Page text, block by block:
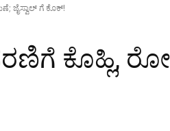
ಜೈಸ್ವಾಲ್ ಗೆ ಕೊಕ್!
ಕೊಹ್ಲಿ,